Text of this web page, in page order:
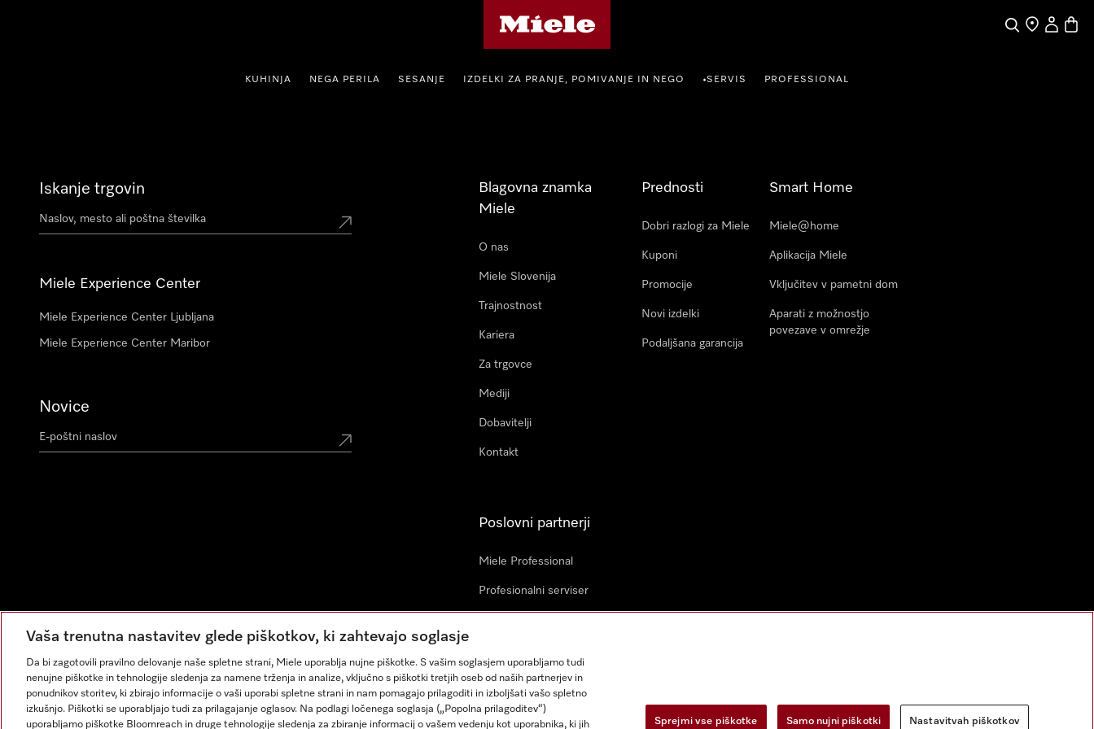
Iskanje
Moj račun
KUHINJA NEGA PERILA SESANJE IZDELKI ZA PRANJE, POMIVANJE IN NEGO •SERVIS PROFESSIONAL
Iskanje trgovin
Miele Experience Center
Miele Experience Center Ljubljana
Miele Experience Center Maribor
Novice
Blagovna znamka
Miele
O nas
Miele Slovenija
Trajnostnost
Kariera
Za trgovce
Mediji
Dobavitelji
Kontakt
Prednosti
Dobri razlogi za Miele
Kuponi
Promocije
Novi izdelki
Podaljšana garancija
Smart Home
Miele@home
Aplikacija Miele
Vključitev v pametni dom
Aparati z možnostjo
povezave v omrežje
Poslovni partnerji
Miele Professional
Profesionalni serviser
Vaša trenutna nastavitev glede piškotkov, ki zahtevajo soglasje
Da bi zagotovili pravilno delovanje naše spletne strani, Miele uporablja nujne piškotke. S vašim soglasjem uporabljamo tudi
nenujne piškotke in tehnologije sledenja za namene trženja in analize, vključno s piškotki tretjih oseb od naših partnerjev in
ponudnikov storitev, ki zbirajo informacije o vaši uporabi spletne strani in nam pomagajo prilagoditi in izboljšati vašo spletno
izkušnjo. Piškotki se uporabljajo tudi za prilagajanje oglasov. Na podlagi ločenega soglasja („Popolna prilagoditev“)
uporabljamo piškotke Bloomreach in druge tehnologije sledenja za zbiranje informacij o vašem vedenju kot uporabnika, ki jih
Sprejmi vse piškotke Samo nujni piškotki Nastavitvah piškotkov